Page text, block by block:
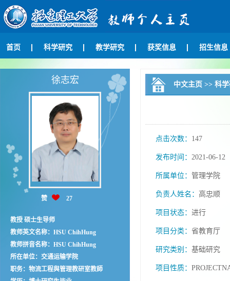
首页 科学研究 教学研究 获奖信息 招生信息
徐志宏
赞 27
教授 硕士生导师
教师英文名称：HSU ChihHung
教师拼音名称：HSU ChihHung
所在单位：交通运输学院
职务：物流工程與管理教研室教師
中文主页 >> 科
点击次数： 147
发布时间： 2021-06-12
所属单位： 管理学院
负责人姓名： 高忠顺
项目状态： 进行
项目分类： 省教育厅
研究类别： 基础研究
项目性质：